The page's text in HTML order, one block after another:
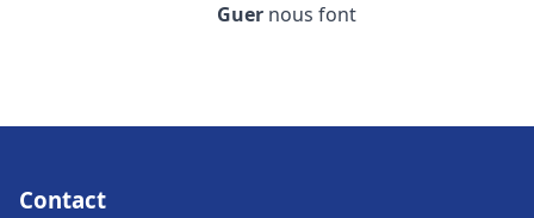
Guer nous font
Contact